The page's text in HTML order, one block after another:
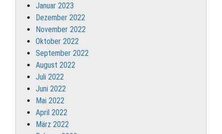
Januar 2023
Dezember 2022
November 2022
Oktober 2022
September 2022
August 2022
Juli 2022
Juni 2022
Mai 2022
April 2022
März 2022